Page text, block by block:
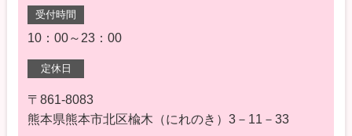
受付時間
10：00～23：00
定休日
〒861-8083
熊本県熊本市北区楡木（にれのき）3－11－33